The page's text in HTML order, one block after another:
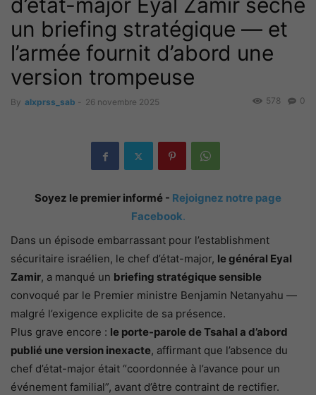
un briefing stratégique — et
l’armée fournit d’abord une
version trompeuse
By alxprss_sab - 26 novembre 2025 0
578
Soyez le premier informé - Rejoignez notre page
Facebook.
Dans un épisode embarrassant pour l’establishment
sécuritaire israélien, le chef d’état-major, le général Eyal
Zamir, a manqué un briefing stratégique sensible
convoqué par le Premier ministre Benjamin Netanyahu —
malgré l’exigence explicite de sa présence.
Plus grave encore : le porte-parole de Tsahal a d’abord
publié une version inexacte, affirmant que l’absence du
chef d’état-major était “coordonnée à l’avance pour un
événement familial”, avant d’être contraint de rectifier.